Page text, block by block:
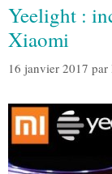
Yeelight :
Xiaomi
16 janvier 2017 par